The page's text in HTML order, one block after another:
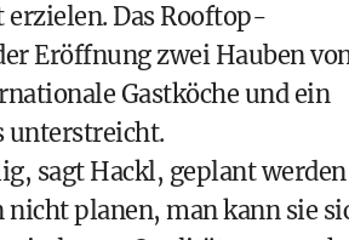
Das Rooftop-
Eröffnung zwei Hauben
Gastköche und ein
unterstreicht.
sagt Hackl, geplant werden
nicht planen, man kann sie